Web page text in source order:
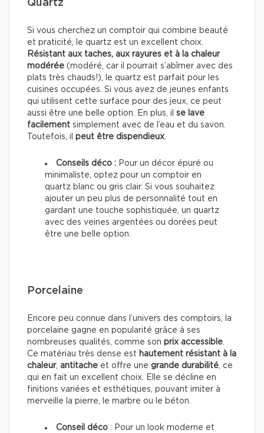
Quartz
Si vous cherchez un comptoir qui combine beauté
et praticité, le quartz est un excellent choix.
Résistant aux taches, aux rayures et à la chaleur
modérée (modéré, car il pourrait s’abîmer avec des
plats très chauds!), le quartz est parfait pour les
cuisines occupées. Si vous avez de jeunes enfants
qui utilisent cette surface pour des jeux, ce peut
aussi être une belle option. En plus, il se lave
facilement simplement avec de l’eau et du savon.
Toutefois, il peut être dispendieux
Conseils déco : Pour un décor épuré ou
minimaliste, optez pour un comptoir en
quartz blanc ou gris clair. Si vous souhaitez
ajouter un peu plus de personnalité tout en
gardant une touche sophistiquée, un quartz
avec des veines argentées ou dorées peut
être une belle option.
Porcelaine
Encore peu connue dans l’univers des comptoirs, la
porcelaine gagne en popularité grâce à ses
nombreuses qualités, comme son prix accessible
Ce matériau très dense est hautement résistant à la
chaleur, antitache et offre une grande durabilité , ce
qui en fait un excellent choix. Elle se décline en
finitions variées et esthétiques, pouvant imiter à
merveille la pierre, le marbre ou le béton.
Conseil déco : Pour un look moderne et